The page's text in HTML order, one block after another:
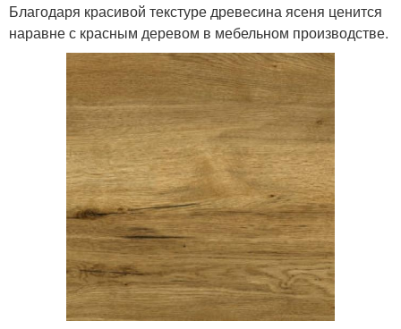
Благодаря красивой текстуре древесина ясеня ценится
наравне с красным деревом в мебельном производстве.